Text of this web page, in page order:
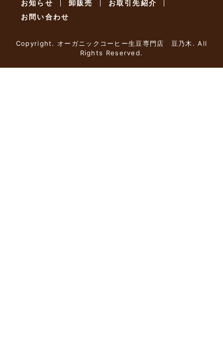
お知らせ 卸販売
お取引先紹介
お問い合わせ
Copyright. オーガニックコーヒー生豆専門店 豆乃木. All
Rights Reserved.